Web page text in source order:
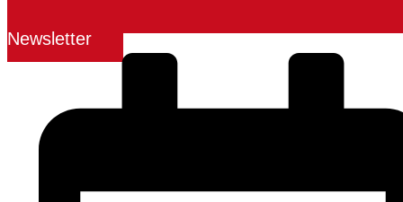
Newsletter